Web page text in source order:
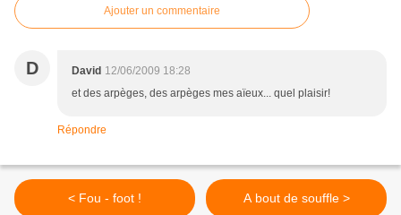
Ajouter un commentaire
D David 12/06/2009 18:28
et des arpèges, des arpèges mes aïeux... quel plaisir!
Répondre
< Fou - foot ! A bout de souffle >